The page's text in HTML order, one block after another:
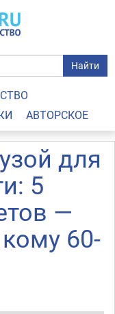
Найти
АВТОРСКОЕ
для
5
—
60-